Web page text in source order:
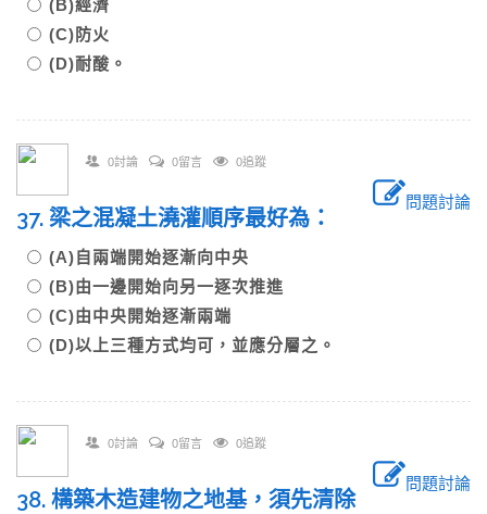
(B)經濟
(C)防火
(D)耐酸。
0討論 0留言 0追蹤
問題討論
37. 梁之混凝土澆灌順序最好為：
(A)自兩端開始逐漸向中央
(B)由一邊開始向另一逐次推進
(C)由中央開始逐漸兩端
(D)以上三種方式均可，並應分層之。
0討論 0留言 0追蹤
問題討論
38. 構築木造建物之地基，須先清除